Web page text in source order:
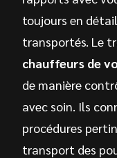
toujours en
transportés. Le
chauffeurs de
de manière
avec soin. Ils
procédures
transport des